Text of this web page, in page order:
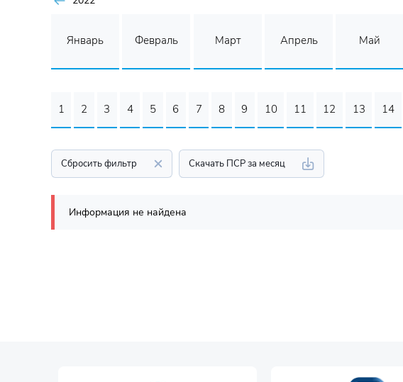
Январь Февраль Март Апрель Май
1 2 3 4 5 6 7 8 9 10 11 12 13 14
Сбросить фильтр Скачать ПСР за месяц
Информация не найдена